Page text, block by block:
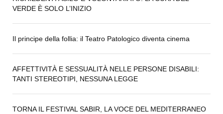
VERDE È SOLO L’INIZIO
Il principe della follia: il Teatro Patologico diventa cinema
AFFETTIVITÀ E SESSUALITÀ NELLE PERSONE DISABILI:
TANTI STEREOTIPI, NESSUNA LEGGE
TORNA IL FESTIVAL SABIR, LA VOCE DEL MEDITERRANEO